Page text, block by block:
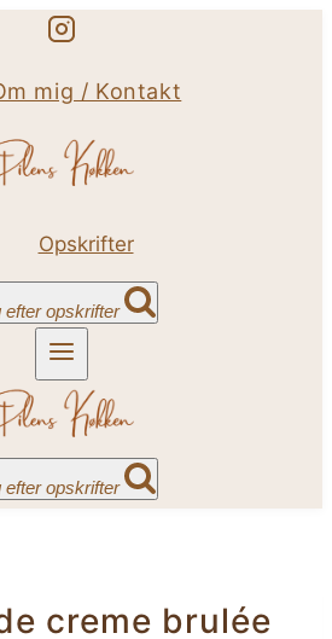
mig / Kontakt
Opskrifter
efter opskrifter
efter opskrifter
creme brulée